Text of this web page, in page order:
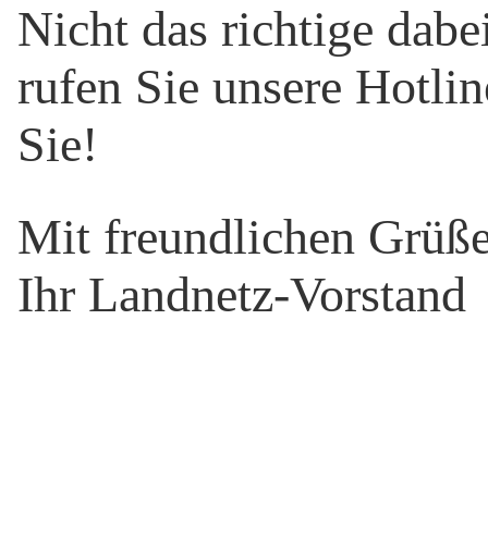
Nicht das richtige
rufen Sie unsere
Sie!
Mit freundlichen
Ihr Landnetz-Vorstand